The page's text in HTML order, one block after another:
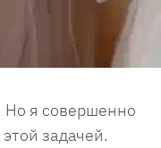
Но я совершенно
задачей.